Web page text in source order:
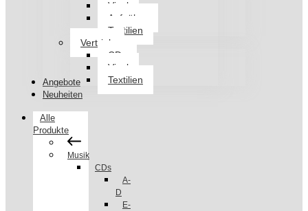
Vinyl
Aufnäher
Textilien
Vertrieb
CDs
Vinyl
Textilien
Angebote
Neuheiten
Alle
Produkte
Musik
CDs
A-
D
E-